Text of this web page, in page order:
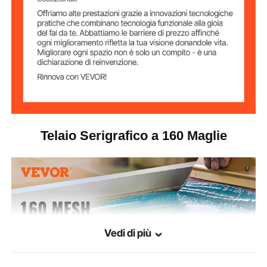
Peso netto 1,2 kg
Telaio Serigrafico a 160 Maglie
Vedi di più